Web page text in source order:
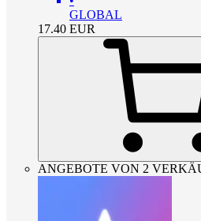
GLOBAL
17.40 EUR
ANGEBOTE VON 2